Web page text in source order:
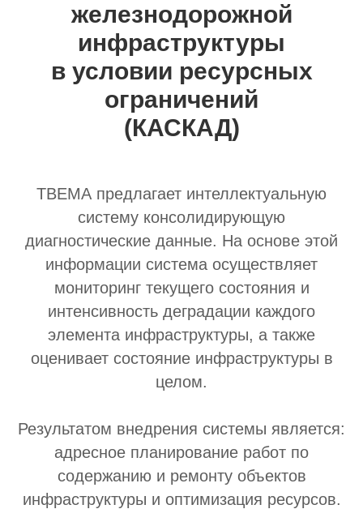
железнодорожной
инфраструктуры
в условии ресурсных
ограничений
(КАСКАД)
ТВЕМА предлагает интеллектуальную
систему консолидирующую
диагностические данные. На основе этой
информации система осуществляет
мониторинг текущего состояния и
интенсивность деградации каждого
элемента инфраструктуры, а также
оценивает состояние инфраструктуры в
целом.
Результатом внедрения системы является:
адресное планирование работ по
содержанию и ремонту объектов
инфраструктуры и оптимизация ресурсов.